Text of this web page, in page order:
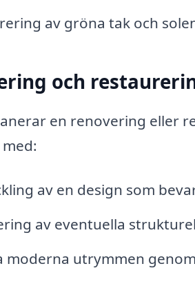
av gröna tak och
och
en renovering eller
av en design som
av eventuella
moderna utrymmen